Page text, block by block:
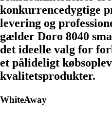
konkurrencedygtige
levering og
gælder Doro 8040
det ideelle valg for
et pålideligt
kvalitetsprodukter.
WhiteAway